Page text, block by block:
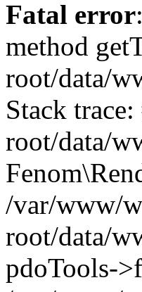
Fatal error
method
root/data/
Stack
root/data/
/var/www/
root/data/
pdoTools-